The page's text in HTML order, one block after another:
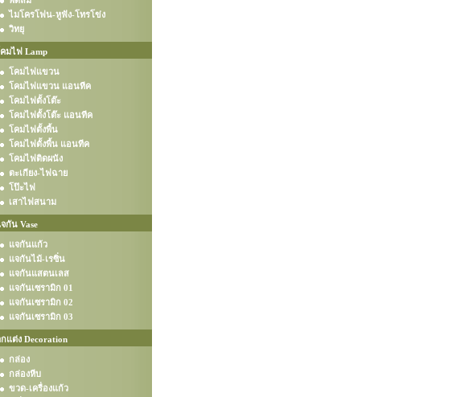
ไมโครโฟน-หูฟัง-โทรโข่ง
วิทยุ
มไฟ Lamp
โคมไฟแขวน
โคมไฟแขวน แอนทีค
โคมไฟตั้งโต๊ะ
โคมไฟตั้งโต๊ะ แอนทีค
โคมไฟตั้งพื้น
โคมไฟตั้งพื้น แอนทีค
โคมไฟติดผนัง
ตะเกียง-ไฟฉาย
โป๊ะไฟ
เสาไฟสนาม
กัน Vase
แจกันแก้ว
แจกันไม้-เรซิ่น
แจกันแสตนเลส
แจกันเซรามิก 01
แจกันเซรามิก 02
แจกันเซรามิก 03
แต่ง Decoration
กล่อง
กล่องหีบ
ขวด-เครื่องแก้ว